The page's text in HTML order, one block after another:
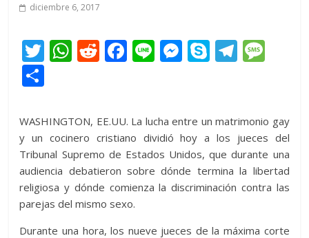
diciembre 6, 2017
T
er
W
s
A
p
p
R
di
t
F
b
o
o
k
Li M
e
n
g
er
S
p
e
T
gr
a
m
a
g
e
m
p
ar
ti
r
WASHINGTON, EE.UU. La lucha entre un matrimonio gay
y un cocinero cristiano dividió hoy a los jueces del
Tribunal Supremo de Estados Unidos, que durante una
audiencia debatieron sobre dónde termina la libertad
religiosa y dónde comienza la discriminación contra las
parejas del mismo sexo.
Durante una hora, los nueve jueces de la máxima corte